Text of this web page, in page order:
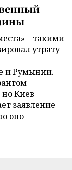
– такими
утрату
и Румынии.
но Киев
заявление
оно